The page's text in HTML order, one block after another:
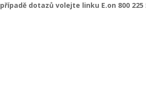
případě dotazů volejte linku E.on 800 225